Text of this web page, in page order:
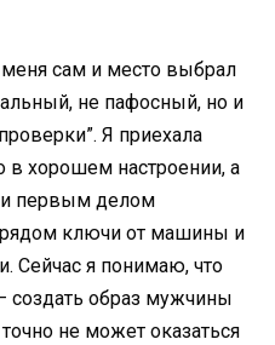
сам и место выбрал
не пафосный, но и
Я приехала
в хорошем настроении, а
и первым делом
ключи от машины и
Сейчас я понимаю, что
создать образ мужчины
не может оказаться